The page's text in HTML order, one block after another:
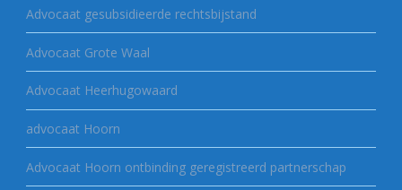
Advocaat gesubsidieerde rechtsbijstand
Advocaat Grote Waal
Advocaat Heerhugowaard
advocaat Hoorn
Advocaat Hoorn ontbinding geregistreerd partnerschap